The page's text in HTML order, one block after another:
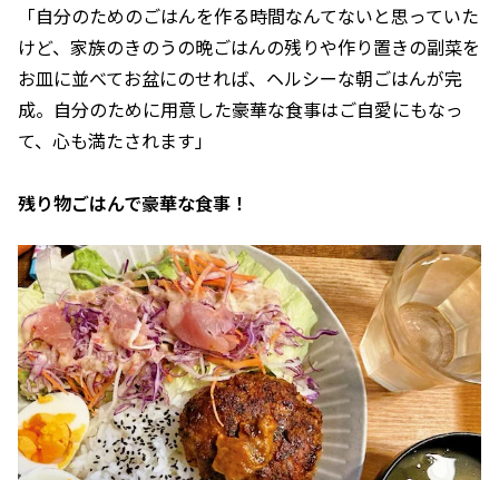
「自分のためのごはんを作る時間なんてないと思っていた
けど、家族のきのうの晩ごはんの残りや作り置きの副菜を
お皿に並べてお盆にのせれば、ヘルシーな朝ごはんが完
成。自分のために用意した豪華な食事はご自愛にもなっ
て、心も満たされます」
残り物ごはんで豪華な食事！